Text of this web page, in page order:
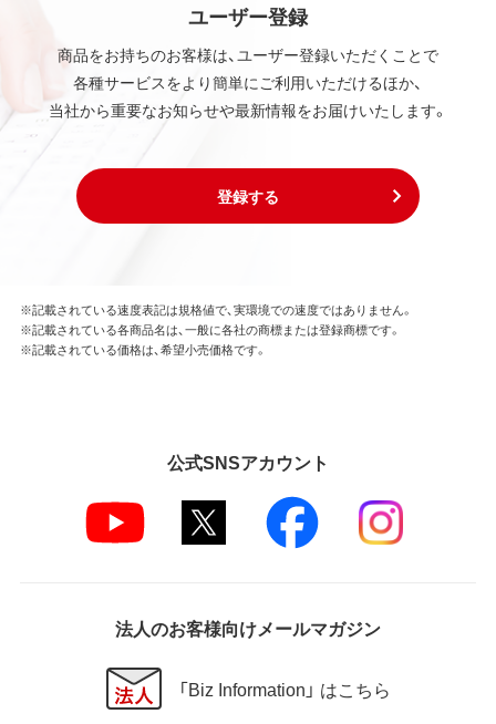
ユーザー登録
商品をお持ちのお客様は、ユーザー登録いただくことで
各種サービスをより簡単にご利用いただけるほか、
当社から重要なお知らせや最新情報をお届けいたします。
登録する
※記載されている速度表記は規格値で、実環境での速度ではありません。
※記載されている各商品名は、一般に各社の商標または登録商標です。
※記載されている価格は、希望小売価格です。
公式SNSアカウント
法人のお客様向けメールマガジン
「Biz Information」 はこちら